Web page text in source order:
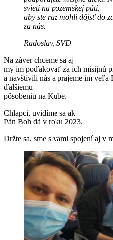
svieti na pozemskej púti,
aby ste raz mohli dôjsť do
za nás.
Radoslav, SVD
Na záver chceme sa aj
my im poďakovať za ich misijnú
a navštívili nás a prajeme im veľa
ďalšiemu
pôsobeniu na Kube.
Chlapci, uvidíme sa ak
Pán Boh dá v roku 2023.
Držte sa, sme s vami spojení aj v